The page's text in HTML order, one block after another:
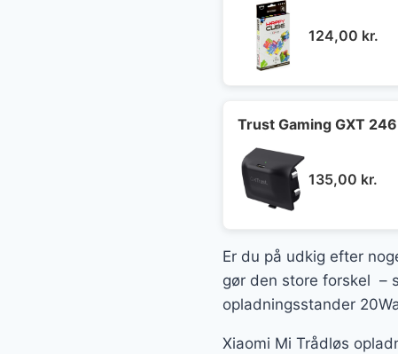
124,00 kr.
Trust Gaming GXT
135,00 kr.
Er du på udkig efter
gør den store forskel –
opladningsstander
Xiaomi Mi Trådløs